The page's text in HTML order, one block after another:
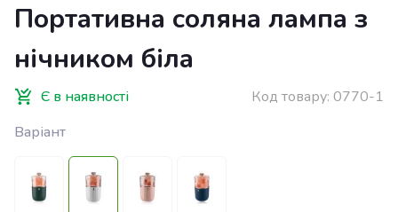
Портативна соляна лампа з
нічником біла
Є в наявності Код товару: 0770-1
Варіант